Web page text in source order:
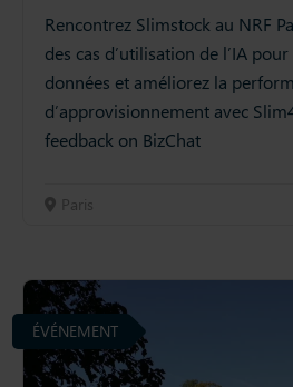
Rencontrez Slimstock au NRF
des cas d’utilisation de l’IA
données et améliorez la
d’approvisionnement avec
feedback on BizChat
Paris
ÉVÉNEMENT